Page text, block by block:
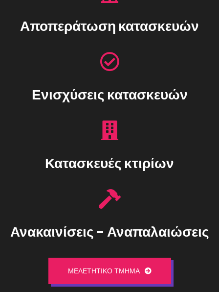
Αποπεράτωση κατασκευών
Ενισχύσεις κατασκευών
Κατασκευές κτιρίων
Ανακαινίσεις - Αναπαλαιώσεις
ΜΕΛΕΤΗΤΙΚΌ ΤΜΉΜΑ